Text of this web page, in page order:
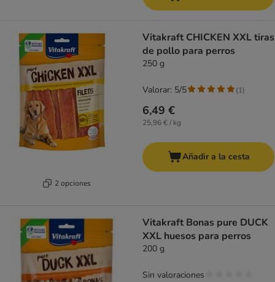
2 opciones
Vitakraft CHICKEN XXL tiras
de pollo para perros
250 g
6,49 €
25,96 € / kg
Valorar: 5/5 (1)
Añadir a la cesta
Vitakraft Bonas pure DUCK
XXL huesos para perros
200 g
Sin valoraciones